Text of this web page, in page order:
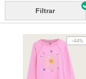
Filtrar
-44%